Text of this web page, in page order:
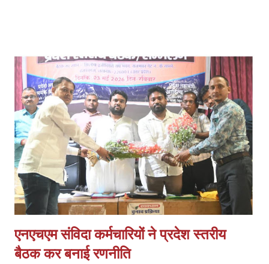
हो:* पैन, आधार, OTP आधारित e-KYC के बाद अतिरिक्त नोडल वेरिफिकेशन
अनावश्यक और शोषणकारी है। 3. *थर्ड शिफ्ट बहाल हो:* दिन में नौकरी करने वाले
हजारों छात्रों को शाम की शिफ्ट न होने से प्रशिक्षण नहीं मिल पा रहा। 4.
*PMKVY 5.0 में भागीदारी मिले:* निजी संस्थानों के पास संसाधन और अनुभवी
स्टाफ होने के बावजूद योजनाओं में भागी...
एनएचएम संविदा कर्मचारियों ने प्रदेश स्तरीय
बैठक कर बनाई रणनीति